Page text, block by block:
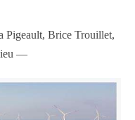
Brice Trouillet,
—